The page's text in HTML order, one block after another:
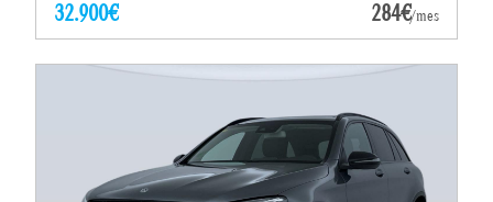
32.900€ 284€/mes